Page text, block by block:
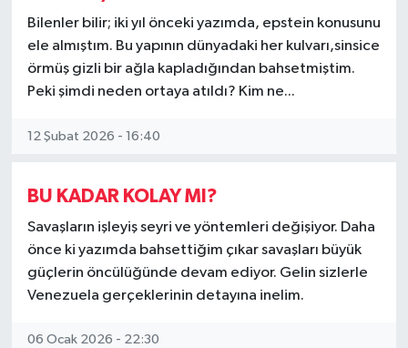
Bilenler bilir; iki yıl önceki yazımda, epstein konusunu
ele almıştım. Bu yapının dünyadaki her kulvarı,sinsice
örmüş gizli bir ağla kapladığından bahsetmiştim.
Peki şimdi neden ortaya atıldı? Kim ne...
12 Şubat 2026 - 16:40
BU KADAR KOLAY MI?
Savaşların işleyiş seyri ve yöntemleri değişiyor. Daha
önce ki yazımda bahsettiğim çıkar savaşları büyük
güçlerin öncülüğünde devam ediyor. Gelin sizlerle
Venezuela gerçeklerinin detayına inelim.
06 Ocak 2026 - 22:30